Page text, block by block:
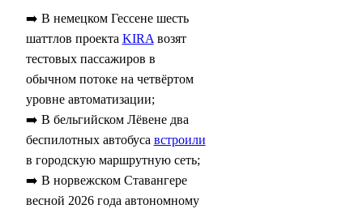
➡️ В немецком Гессене шесть
шаттлов проекта KIRAвозят
тестовых пассажиров в
обычном потоке на четвёртом
уровне автоматизации;
➡️ В бельгийском Лёвене два
беспилотных автобуса встроили
в городскую маршрутную сеть;
➡️ В норвежском Ставангере
весной 2026 года автономному